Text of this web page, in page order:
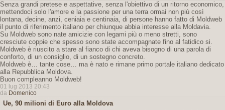
Senza grandi pretese e aspettative, senza l'obiettivo di un ritorno economico,
mettendoci solo l'amore e la passione per una terra ormai non più così
lontana, decine, anzi, ceniaia e centinaia, di persone hanno fatto di Moldweb
il punto di riferimento italiano per chiunque abbia interesse alla Moldavia.
Su Moldweb sono nate amicizie con legami più o meno stretti, sono
cresciute coppie che spesso sono state accompagnate fino al fatidico si.
Moldweb è riuscito a stare al fianco di chi aveva bisogno di una parola di
conforto, di un consiglio, di un sostegno concreto.
Moldweb è… tante cose… ma è nato e rimane primo portale italiano dedicato
alla Repubblica Moldova.
Buon compleanno Moldweb!
01 lug 2013 20:43
da Domenico
Ue, 90 milioni di Euro alla Moldova